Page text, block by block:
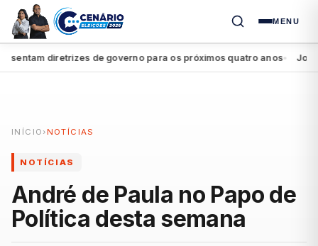
MENU
diretrizes de governo para os próximos quatro anos● João
INÍCIO › NOTÍCIAS
NOTÍCIAS
André de Paula no Papo de
Política desta semana